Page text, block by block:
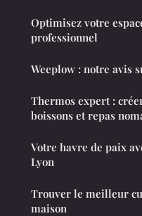
Optimisez votre
professionnel
Weeplow : notre avis
Thermos expert :
boissons et repas
Votre havre de paix
Lyon
Trouver le meilleur
maison